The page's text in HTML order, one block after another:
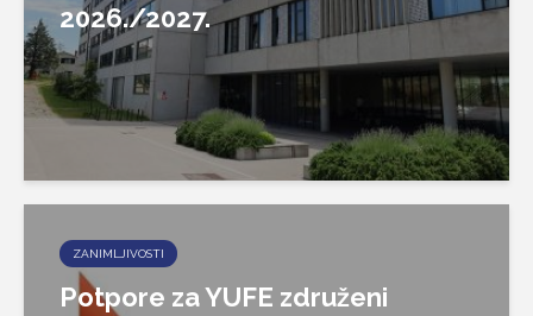
2026./2027.
ZANIMLJIVOSTI
Potpore za YUFE združeni